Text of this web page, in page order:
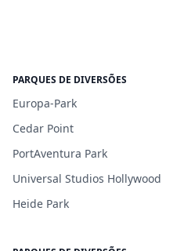
PARQUES DE DIVERSÕES
Europa-Park
Cedar Point
PortAventura Park
Universal Studios Hollywood
Heide Park